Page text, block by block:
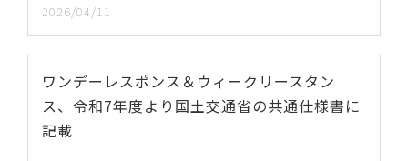
2026/04/11
ワンデーレスポンス＆ウィークリースタン
ス、令和7年度より国土交通省の共通仕様書に
記載